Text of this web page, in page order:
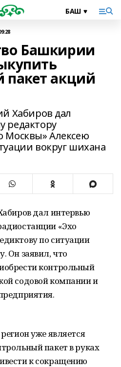
Башкирии
пакет акций
Хабиров дал
редактору
Москвы» Алексею
вокруг шихана
дал интервью
«Эхо
по ситуации
Он заявил, что
контрольный
содовой компании и
уже является
пакет в руках
к сокращению